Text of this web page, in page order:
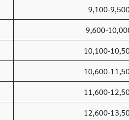
9,100-
9,600-
10,100-
10,600-
11,600-
12,600-